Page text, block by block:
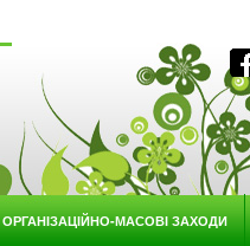
ОРГАНІЗАЦІЙНО-МАСОВІ ЗАХОДИ